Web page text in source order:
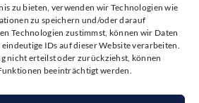
zu bieten, verwenden wir Technologien wie
zu speichern und/oder darauf
Technologien zustimmst, können wir Daten
IDs auf dieser Website verarbeiten.
nicht erteilst oder zurückziehst, können
beeinträchtigt werden.